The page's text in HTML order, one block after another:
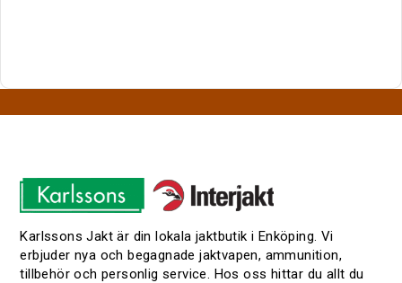
Karlssons Jakt är din lokala jaktbutik i Enköping. Vi
erbjuder nya och begagnade jaktvapen, ammunition,
tillbehör och personlig service. Hos oss hittar du allt du